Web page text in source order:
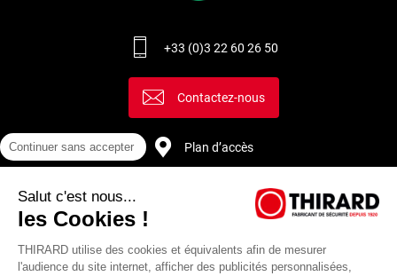
+33 (0)3 22 60 26 50
Contactez-nous
Plan d’accès
Continuer sans accepter
Salut c'est nous...
les Cookies !
THIRARD utilise des cookies et équivalents afin de mesurer
l'audience du site internet, afficher des publicités personnalisées,